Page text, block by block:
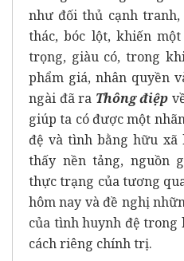
như đối thủ cạnh
thác, bóc lột, khiến
trọng, giàu có, trong
phẩm giá, nhân quyền
ngài đã ra Thông điệp
giúp ta có được một
đệ và tình bằng hữu xã
thấy nền tảng, nguồn
thực trạng của tương
hôm nay và đề nghị
của tình huynh đệ trong
cách riêng chính trị.